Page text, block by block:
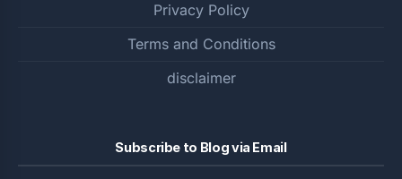
Privacy Policy
Terms and Conditions
disclaimer
Subscribe to Blog via Email